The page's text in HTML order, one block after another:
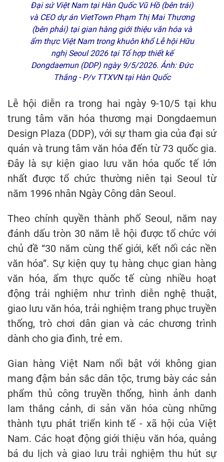
Đại sứ Việt Nam tại Hàn Quốc Vũ Hồ (bên trái)
và CEO dự án VietTown Phạm Thị Mai Thương
(bên phải) tại gian hàng giới thiệu văn hóa và
ẩm thực Việt Nam trong khuôn khổ Lễ hội Hữu
nghị Seoul 2026 tại Tổ hợp thiết kế
Dongdaemun (DDP) ngày 9/5/2026. Ảnh: Đức
Thắng - P/v TTXVN tại Hàn Quốc
Lễ hội diễn ra trong hai ngày 9-10/5 tại khu
trung tâm văn hóa thương mại Dongdaemun
Design Plaza (DDP), với sự tham gia của đại sứ
quán và trung tâm văn hóa đến từ 73 quốc gia.
Đây là sự kiện giao lưu văn hóa quốc tế lớn
nhất được tổ chức thường niên tại Seoul từ
năm 1996 nhân Ngày Công dân Seoul.
Theo chính quyền thành phố Seoul, năm nay
đánh dấu tròn 30 năm lễ hội được tổ chức với
chủ đề “30 năm cùng thế giới, kết nối các nền
văn hóa”. Sự kiện quy tụ hàng chục gian hàng
văn hóa, ẩm thực quốc tế cùng nhiều hoạt
động trải nghiệm như trình diễn nghệ thuật,
giao lưu văn hóa, trải nghiệm trang phục truyền
thống, trò chơi dân gian và các chương trình
dành cho gia đình, trẻ em.
Gian hàng Việt Nam nổi bật với không gian
mang đậm bản sắc dân tộc, trưng bày các sản
phẩm thủ công truyền thống, hình ảnh danh
lam thắng cảnh, di sản văn hóa cùng những
thành tựu phát triển kinh tế - xã hội của Việt
Nam. Các hoạt động giới thiệu văn hóa, quảng
bá du lịch và giao lưu trải nghiệm thu hút sự